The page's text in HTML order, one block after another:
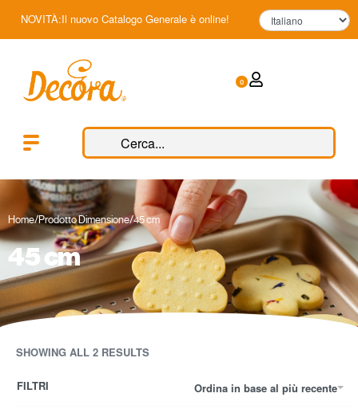
NOVITÀ:Il nuovo Catalogo Generale è online!
0
Home/Prodotto Dimensione/45 cm
45 cm
SHOWING ALL 2 RESULTS
Ordina in base al più recente
FILTRI